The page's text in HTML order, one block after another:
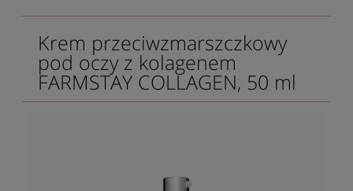
Krem przeciwzmarszczkowy
pod oczy z kolagenem
FARMSTAY COLLAGEN, 50 ml